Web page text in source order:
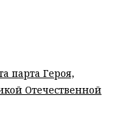
парта Героя,
Отечественной